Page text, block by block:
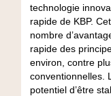
technologie
rapide de KBP.
nombre
rapide des
environ, contre
conventionnelles.
potentiel d’être